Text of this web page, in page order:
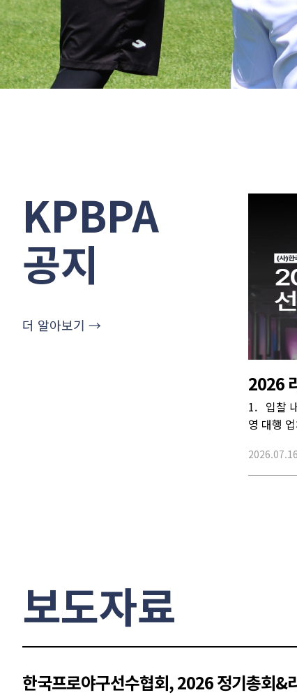
KPBPA
공지
더 알아보기 →
2026
1. 입찰
영 대행
2026.07.16
보도자료
한국프로야구선수협회, 2026 정기총회&